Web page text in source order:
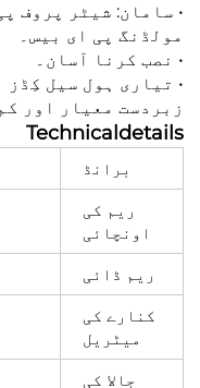
• سامان: شیٹر پروف
مولڈنگ پی ای بیس۔
• نصب کرنا آسان۔
• تیاری ہول سیل کِڈز
زبردست معیار اور
Technicaldetails
برانڈ
ریم کی
اونچائی
ریم ڈائی
کنارے کی
میٹریل
جالا کی